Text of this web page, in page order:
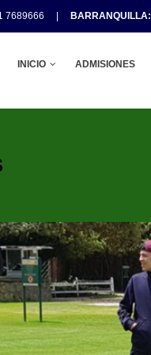
7689666 BARRANQUILLA:
INICIO ADMISIONES